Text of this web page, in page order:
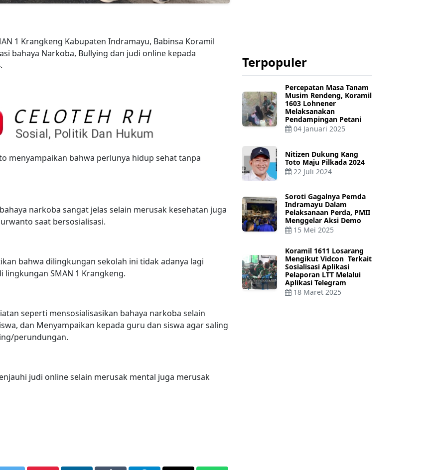
1 Krangkeng Kabupaten Indramayu, Babinsa Koramil
bahaya Narkoba, Bullying dan judi online kepada
menyampaikan bahwa perlunya hidup sehat tanpa
narkoba sangat jelas selain merusak kesehatan juga
saat bersosialisasi.
bahwa dilingkungan sekolah ini tidak adanya lagi
lingkungan SMAN 1 Krangkeng.
seperti mensosialisasikan bahaya narkoba selain
dan Menyampaikan kepada guru dan siswa agar saling
perundungan.
judi online selain merusak mental juga merusak
Terpopuler
Percepatan Masa Tanam
Musim Rendeng, Koramil
1603 Lohnener
Melaksanakan
Pendampingan Petani
04 Januari 2025
Nitizen Dukung Kang
Toto Maju Pilkada 2024
22 Juli 2024
Soroti Gagalnya Pemda
Indramayu Dalam
Pelaksanaan Perda, PMII
Menggelar Aksi Demo
15 Mei 2025
Koramil 1611 Losarang
Mengikut Vidcon Terkait
Sosialisasi Aplikasi
Pelaporan LTT Melalui
Aplikasi Telegram
18 Maret 2025